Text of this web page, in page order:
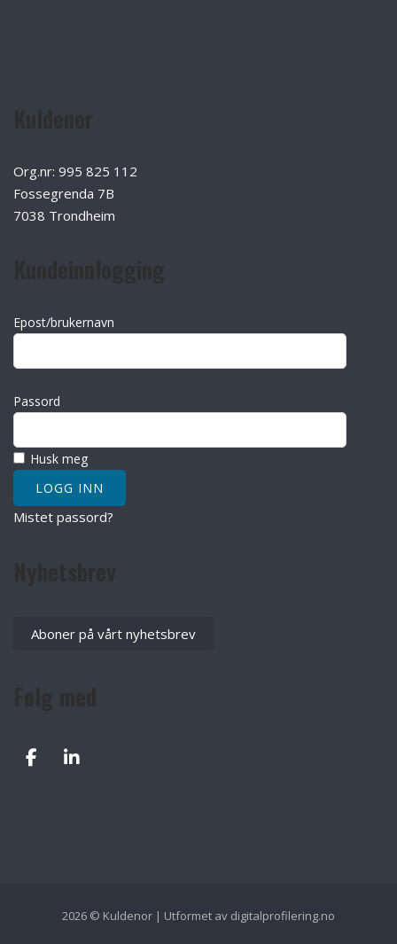
Org.nr: 995 825 112
Fossegrenda 7B
7038 Trondheim
Epost/brukernavn
Passord
Husk meg
Mistet passord?
Aboner på vårt nyhetsbrev
2026 © Kuldenor | Utformet av digitalprofilering.no